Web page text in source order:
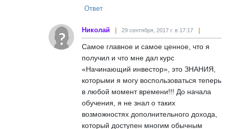
Ответ
Николай 29 сентября, 2017 г. в 17:17
Самое главное и самое ценное, что я
получил и что мне дал курс
«Начинающий инвестор», это ЗНАНИЯ,
которыми я могу воспользоваться теперь
в любой момент времени!!! До начала
обучения, я не знал о таких
возможностях дополнительного дохода,
который доступен многим обычным